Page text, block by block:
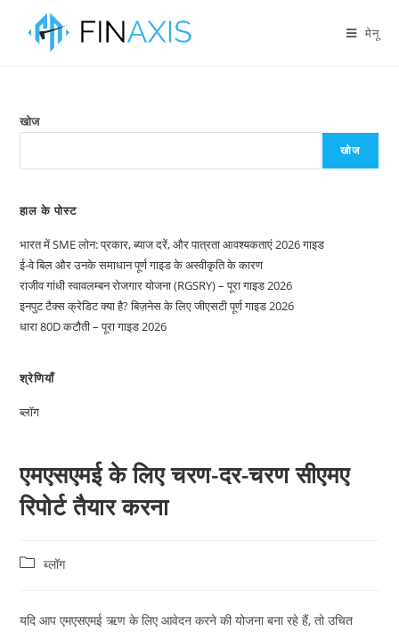
मेनू
खोज
खोज
हाल के पोस्ट
भारत में SME लोन: प्रकार, ब्याज दरें, और पात्रता आवश्यकताएं 2026 गाइड
ई-वे बिल और उनके समाधान पूर्ण गाइड के अस्वीकृति के कारण
राजीव गांधी स्वावलम्बन रोजगार योजना (RGSRY) – पूरा गाइड 2026
इनपुट टैक्स क्रेडिट क्या है? बिज़नेस के लिए जीएसटी पूर्ण गाइड 2026
धारा 80D कटौती – पूरा गाइड 2026
श्रेणियाँ
ब्लॉग
एमएसएमई के लिए चरण-दर-चरण सीएमए
रिपोर्ट तैयार करना
ब्लॉग
यदि आप एमएसएमई ऋण के लिए आवेदन करने की योजना बना रहे हैं, तो उचित